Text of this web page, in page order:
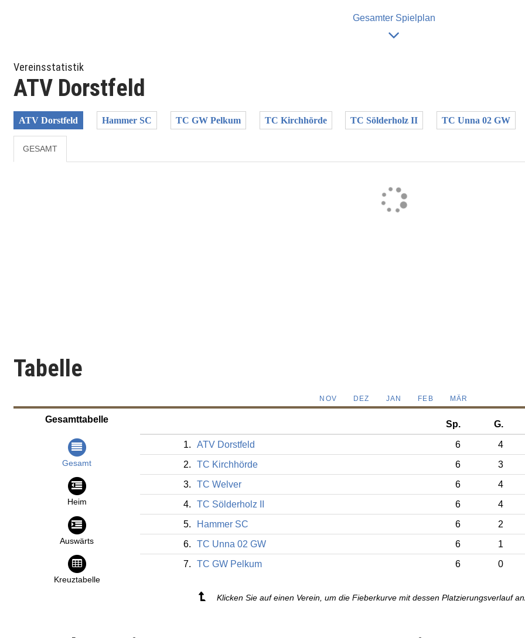
Gesamter Spielplan
Vereinsstatistik
ATV Dorstfeld
ATV Dorstfeld Hammer SC TC GW Pelkum TC Kirchhörde TC Sölderholz II TC Unna 02 GW
GESAMT
Tabelle
NOV DEZ JAN FEB MÄR
Gesamttabelle
Gesamt
Heim
Auswärts
Kreuztabelle
Sp. G.
1. ATV Dorstfeld 6 4
2.
TC Kirchhörde 6 3
3.
TC Welver 6 4
4.
TC Sölderholz II 6 4
5.
Hammer SC 6 2
6.
TC Unna 02 GW 6 1
7.
TC GW Pelkum 6 0
Klicken Sie auf einen Verein, um die Fieberkurve mit dessen Platzierungsverlauf